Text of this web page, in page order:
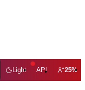
Light API 25%